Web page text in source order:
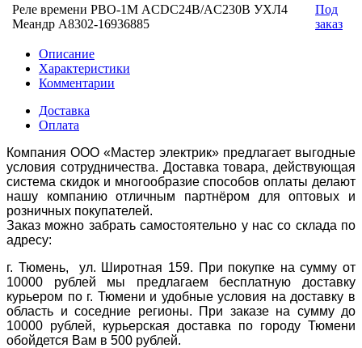
Реле времени РВО-1М ACDC24В/AC230В УХЛ4
Меандр A8302-16936885
Под
заказ
Описание
Характеристики
Комментарии
Доставка
Оплата
Компания ООО «Мастер электрик» предлагает выгодные
условия сотрудничества. Доставка товара, действующая
система скидок и многообразие способов оплаты делают
нашу компанию отличным партнёром для оптовых и
розничных покупателей.
Заказ можно забрать самостоятельно у нас со склада по
адресу:
г. Тюмень, ул. Широтная 159. При покупке на сумму от
10000 рублей мы предлагаем бесплатную доставку
курьером по г. Тюмени и удобные условия на доставку в
область и соседние регионы. При заказе на сумму до
10000 рублей, курьерская доставка по городу Тюмени
обойдется Вам в 500 рублей.